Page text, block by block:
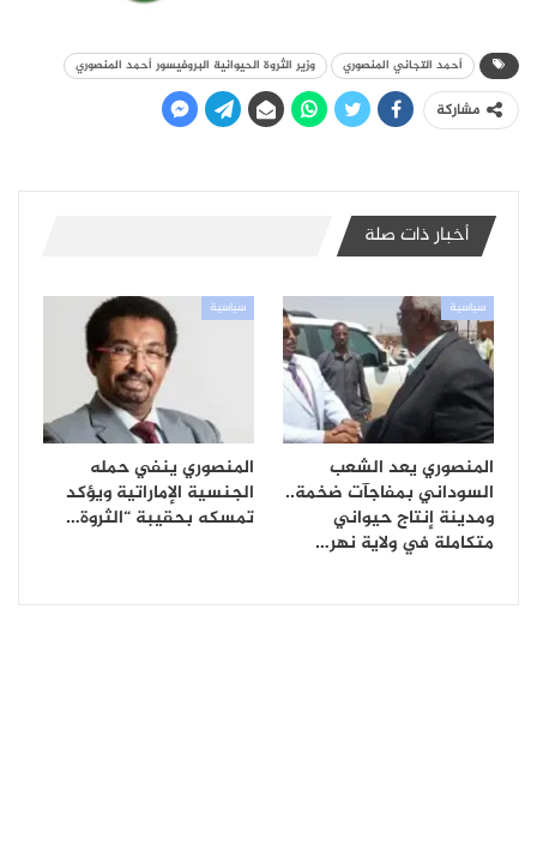
أحمد التجاني المنصوري وزير الثروة الحيوانية البروفيسور أحمد المنصوري
مشاركة
أخبار ذات صلة
سياسية
المنصوري يعد الشعب
السوداني بمفاجآت ضخمة..
ومدينة إنتاج حيواني
متكاملة في ولاية نهر…
سياسية
المنصوري ينفي حمله
الجنسية الإماراتية ويؤكد
تمسكه بحقيبة “الثروة…